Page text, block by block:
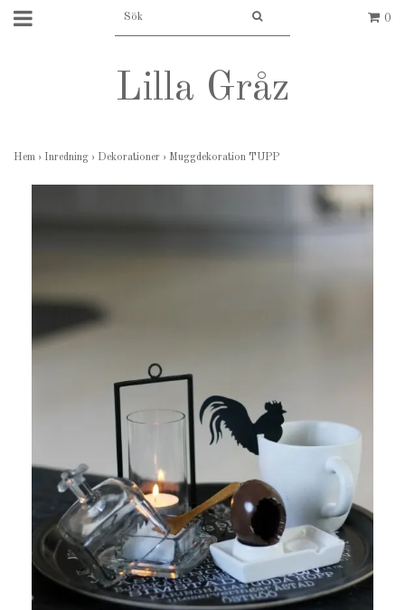
0
Lilla Gråz
Hem › Inredning › Dekorationer › Muggdekoration TUPP